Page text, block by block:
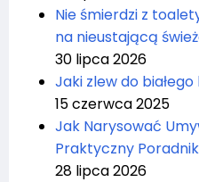
Nie śmierdzi z
na nieustającą
30 lipca 2026
Jaki zlew do
15 czerwca 2025
Jak Narysować
Praktyczny
28 lipca 2026